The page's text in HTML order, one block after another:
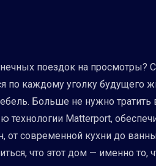
поездок на
каждому уголку будущего
Больше не нужно
Matterport,
от современной кухни до
что этот дом — именно